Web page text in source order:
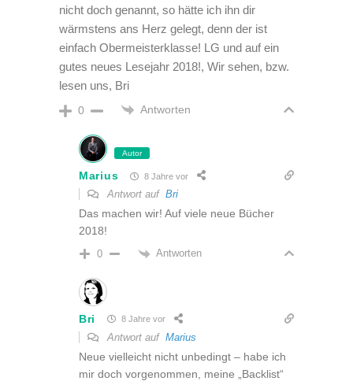
nicht doch genannt, so hätte ich ihn dir
wärmstens ans Herz gelegt, denn der ist
einfach Obermeisterklasse! LG und auf ein
gutes neues Lesejahr 2018!, Wir sehen, bzw.
lesen uns, Bri
0 Antworten
Autor
Marius 8 Jahre vor
Antwort auf Bri
Das machen wir! Auf viele neue Bücher
2018!
0 Antworten
Bri 8 Jahre vor
Antwort auf Marius
Neue vielleicht nicht unbedingt – habe ich
mir doch vorgenommen, meine „Backlist“